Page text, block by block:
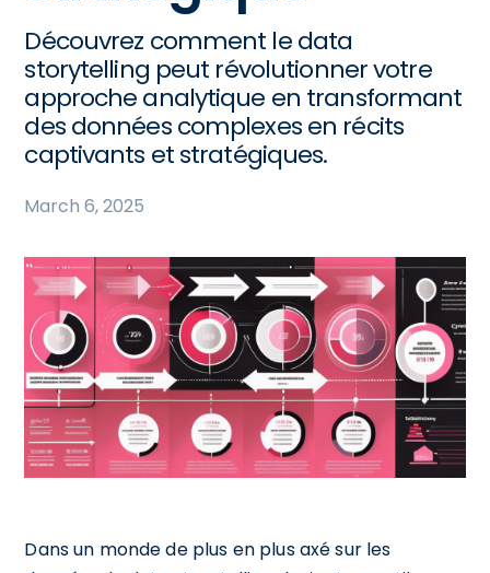
Découvrez comment le data
storytelling peut révolutionner votre
approche analytique en transformant
des données complexes en récits
captivants et stratégiques.
March 6, 2025
Dans un monde de plus en plus axé sur les